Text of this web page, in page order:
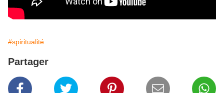
#spiritualité
Partager